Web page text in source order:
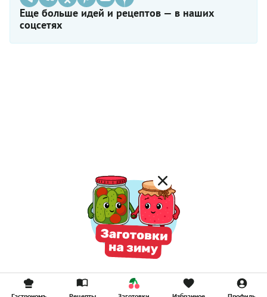
Еще больше идей и рецептов — в наших
соцсетях